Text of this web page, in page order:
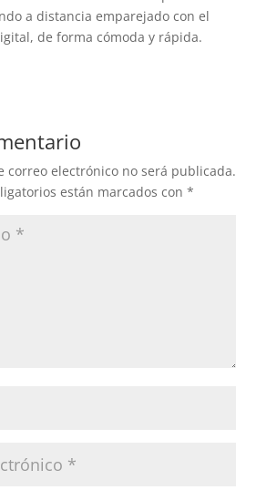
a distancia emparejado con el
de forma cómoda y rápida.
correo electrónico no será publicada.
están marcados con *